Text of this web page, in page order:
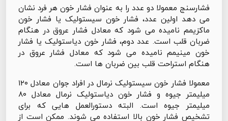
فشارسنج معمولا دو عدد را به عنوان فشار خون هر فرد نشان
می دهد اولین عدد، فشار خون سیستولیک یا فشار خون
ماکزیمم نامیده می شود که معادل فشار عروق در هنگام
ضربان قلب است. عدد دوم، فشار خون دیاستولیک یا فشار
خون مینیمم نامیده می شود که معادل فشار عروق در
هنگام استراحت قلب بین ضربان ها است.
معمولا فشار خون سیستولیک نرمال در افراد جوان معادل ۱۲۰
میلیمتر جیوه و فشار خون دیاستولیک نرمال معادل ۸۰
میلیمتر جیوه است. البته دستورالعمل هایی که برای
تشخیص فشار خون بالا استفاده می شوند. ممکن است از